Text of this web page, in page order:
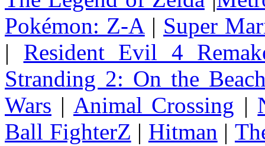
Pokémon: Z-A | Super
| Resident Evil 4
Stranding 2: On the
Wars | Animal Crossing |
Ball FighterZ | Hitman |